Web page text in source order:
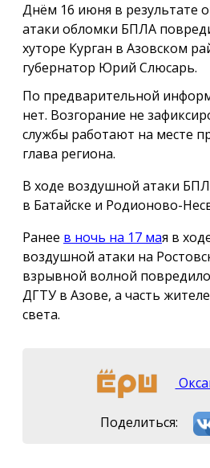
Днём 16 июня в результате
атаки обломки БПЛА
хуторе Курган в Азовском
губернатор Юрий Слюсарь.
По предварительной
нет. Возгорание не
службы работают на месте
глава региона.
В ходе воздушной атаки
в Батайске и Родионово-
Ранее в ночь на 17 мая в
воздушной атаки на
взрывной волной
ДГТУ в Азове, а часть
света.
Поделиться: